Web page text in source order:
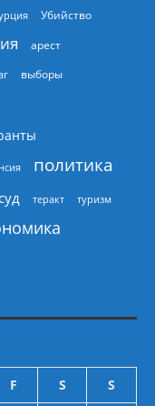
Убийство
арест
выборы
политика
суд теракт туризм
F S S